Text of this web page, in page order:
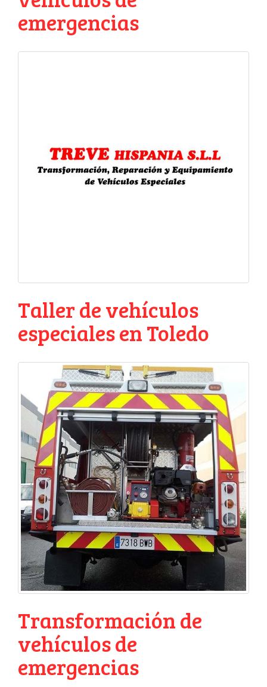
emergencias
Taller de vehículos
especiales en Toledo
Transformación de
vehículos de
emergencias